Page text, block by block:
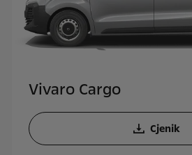
Vivaro Cargo
Cjenik